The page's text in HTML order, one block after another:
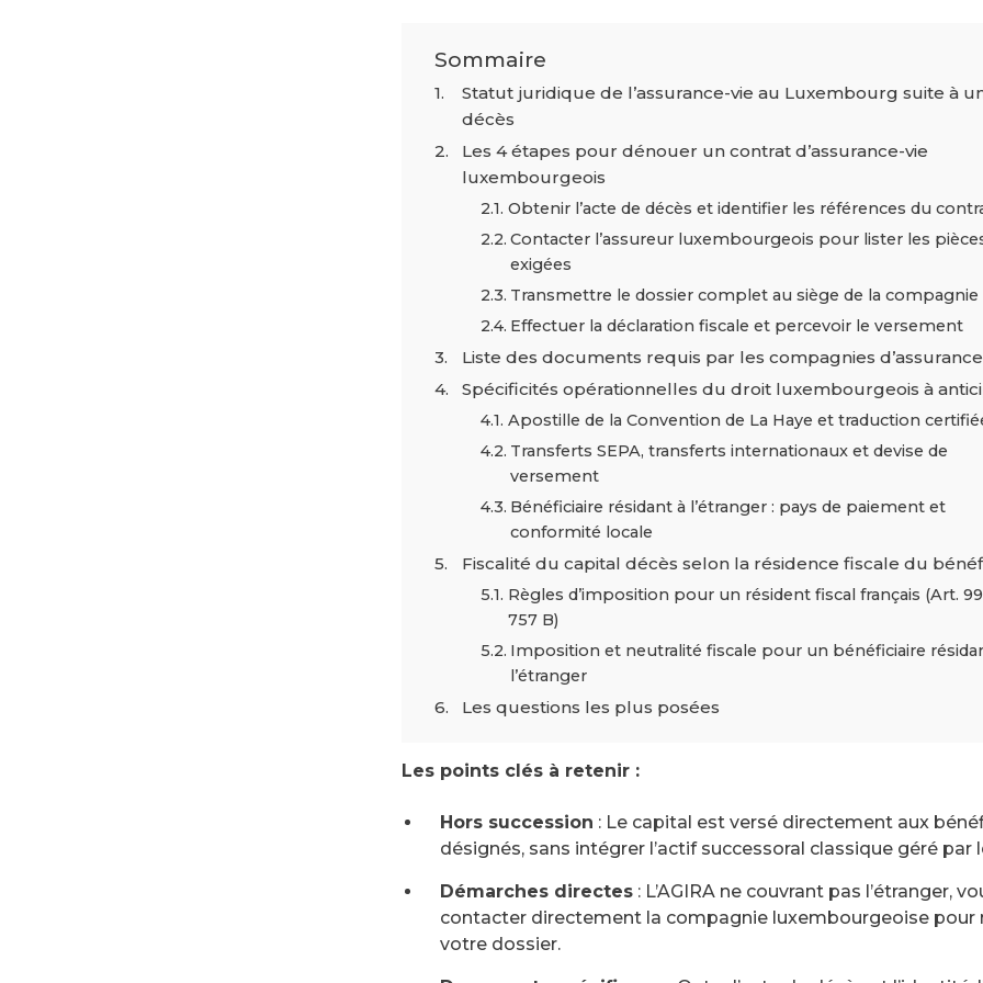
Sommaire
Statut juridique de l’assurance-vie au Luxembourg suite à
décès
Les 4 étapes pour dénouer un contrat d’assurance-vie
luxembourgeois
Obtenir l’acte de décès et identifier les références du
Contacter l’assureur luxembourgeois pour lister les
exigées
Transmettre le dossier complet au siège de la compagnie
Effectuer la déclaration fiscale et percevoir le versement
Liste des documents requis par les compagnies d’assurance
Spécificités opérationnelles du droit luxembourgeois à
Apostille de la Convention de La Haye et traduction
Transferts SEPA, transferts internationaux et devise de
versement
Bénéficiaire résidant à l’étranger : pays de paiement et
conformité locale
Fiscalité du capital décès selon la résidence fiscale du
Règles d’imposition pour un résident fiscal français (Art.
757 B)
Imposition et neutralité fiscale pour un bénéficiaire
l’étranger
Les questions les plus posées
Les points clés à retenir :
Hors succession : Le capital est versé directement aux
désignés, sans intégrer l’actif successoral classique géré par
Démarches directes: L’AGIRA ne couvrant pas l’étranger,
contacter directement la compagnie luxembourgeoise pour
votre dossier.